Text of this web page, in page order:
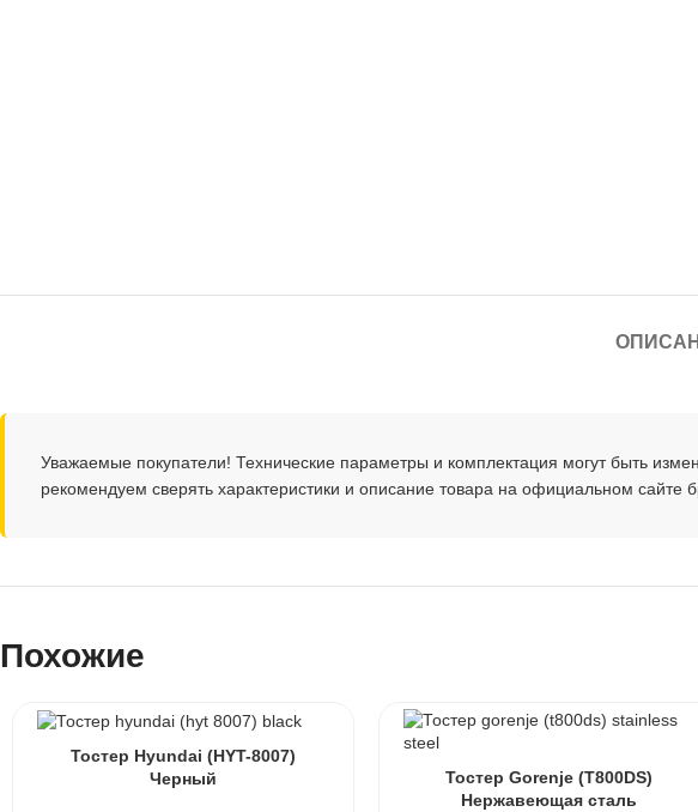
Уважаемые покупатели! Технические параметры и комплектация могут быть
рекомендуем сверять характеристики и описание товара на официальном сайте
Похожие
Тостер Hyundai (HYT-8007)
Черный
Тостер Gorenje (T800DS)
Нержавеющая сталь